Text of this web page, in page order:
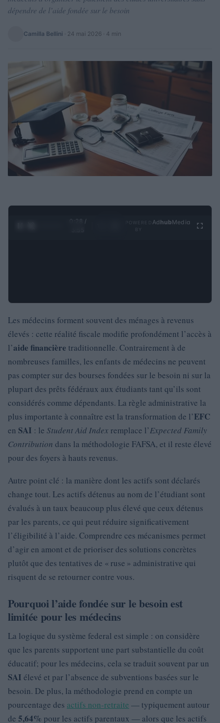
dépendre de l’aide fondée sur le besoin
Camilla Bellini · 24 mai 2026 · 4 min
0:29 /
Ad hubMedia
Les médecins forment souvent des ménages à revenus
élevés : cette réalité fiscale modifie profondément l’accès à
l’aide financière traditionnelle. Contrairement à de
nombreuses familles, les enfants de médecins ne peuvent
pas compter sur des bourses fondées sur le besoin ni sur la
plupart des prêts fédéraux aux étudiants tant qu’ils sont
considérés comme dépendants. La règle administrative la
plus importante à connaître est la transformation de l’EFC
en SAI : le Student Aid Index remplace l’Expected Family
Contribution dans la méthodologie FAFSA, et il reste élevé
pour des foyers à hauts revenus.
Autre point clé : la manière dont les actifs sont déclarés
change tout. Les actifs détenus au nom de l’étudiant sont
évalués à un taux beaucoup plus élevé que ceux détenus
par les parents, ce qui peut réduire significativement
l’éligibilité à l’aide. Comprendre ces mécanismes permet
d’agir en amont et de prioriser des solutions concrètes
plutôt que des tentatives de « ruse » administrative qui
risquent de se retourner contre vous.
Pourquoi l’aide fondée sur le besoin est
limitée pour les médecins
La logique du système federal est simple : on considère
que les parents supportent une part substantielle du coût
éducatif; pour les médecins, cela se traduit souvent par un
SAI élevé et par l’absence de subventions basées sur le
besoin. De plus, la méthodologie prend en compte un
pourcentage des actifs non-retraite — typiquement autour
de 5,64% pour les actifs parentaux — alors que les actifs